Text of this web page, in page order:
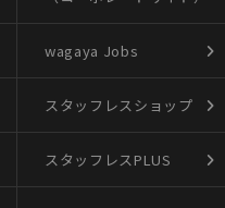
wagaya Jobs
スタッフレスショップ
スタッフレスPLUS